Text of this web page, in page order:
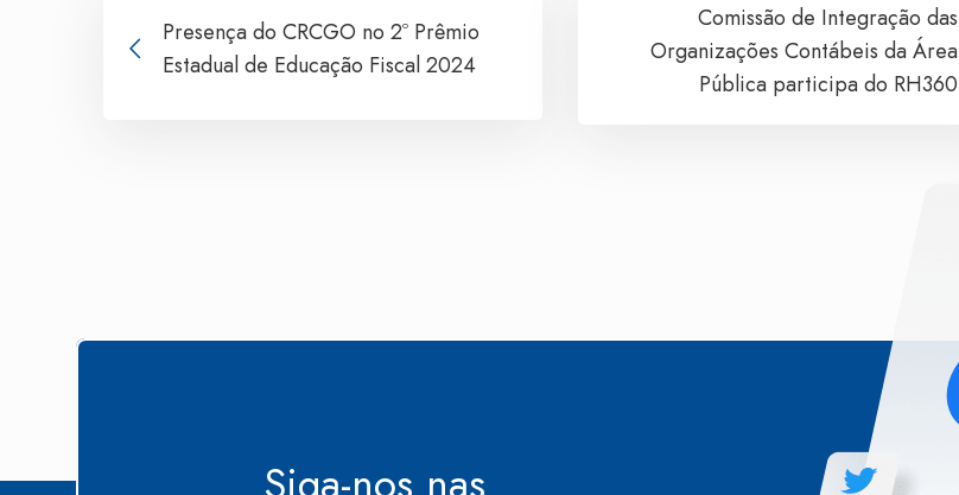
Presença do CRCGO no 2º Prêmio
Estadual de Educação Fiscal 2024
Comissão de Integração das
Organizações Contábeis da Área
Pública participa do RH360